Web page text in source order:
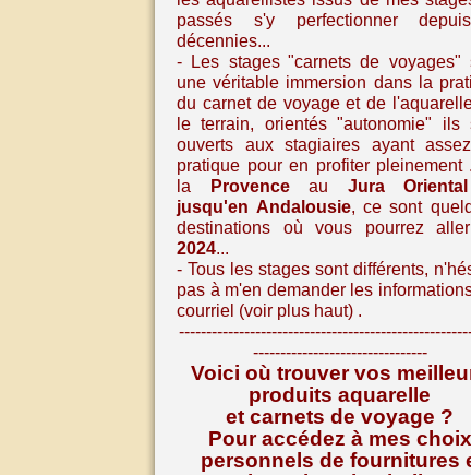
passés s'y perfectionner
décennies...
- Les stages "carnets de voyages"
une véritable immersion dans la
du carnet de voyage et de
le terrain, orientés "autonomie" ils
ouverts aux stagiaires ayant
pratique pour en profiter pleinement
la
Provenceau Jura Oriental
jusqu'en Andalousie, ce sont
destinations où vous pourrez
2024...
- Tous les stages sont différents, n
pas à m'en demander les
courriel (voir plus haut) .
--------------------------------
Voici où trouver vos
produits aquarelle
et carnets de voyage ?
Pour accédez à mes choix
personnels de fournitures